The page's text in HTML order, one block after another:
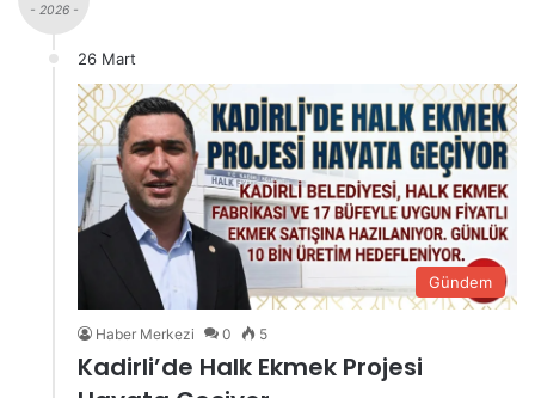
- 2026 -
26 Mart
Gündem
Haber Merkezi 0 5
Kadirli’de Halk Ekmek Projesi